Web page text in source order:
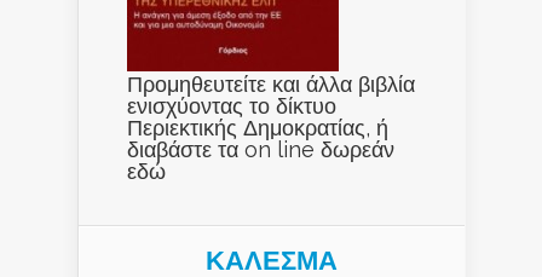
Προμηθευτείτε και άλλα βιβλία
ενισχύοντας το δίκτυο
Περιεκτικής Δημοκρατίας, ή
διαβάστε τα on line δωρεάν
εδώ
ΚΑΛΕΣΜΑ